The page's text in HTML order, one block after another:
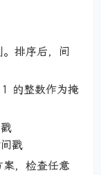
。排序后，间
的整数作为掩
戳
案，检查任意